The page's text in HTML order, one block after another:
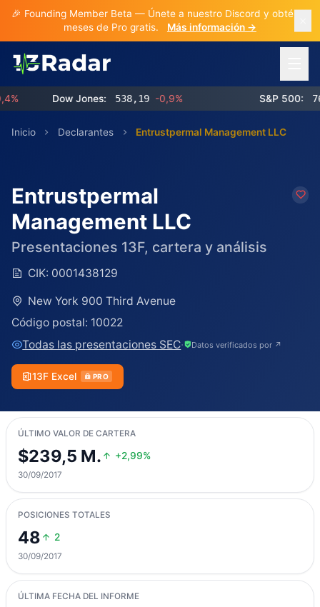
🎉 Founding Member Beta — Únete a nuestro Discord y obtén 3
meses de Pro gratis.
Más información →
Dow Jones: 538,19 -0,9% S&P 500:
Inicio Declarantes Entrustpermal Management LLC
Entrustpermal
Management LLC
Presentaciones 13F, cartera y análisis
CIK: 0001438129
New York 900 Third Avenue
Código postal: 10022
Todas las presentaciones SEC· Datos verificados por ↗
13F Excel PRO
ÚLTIMO VALOR DE CARTERA
$239,5 M. +2,99%
30/09/2017
POSICIONES TOTALES
48 2
30/09/2017
ÚLTIMA FECHA DEL INFORME